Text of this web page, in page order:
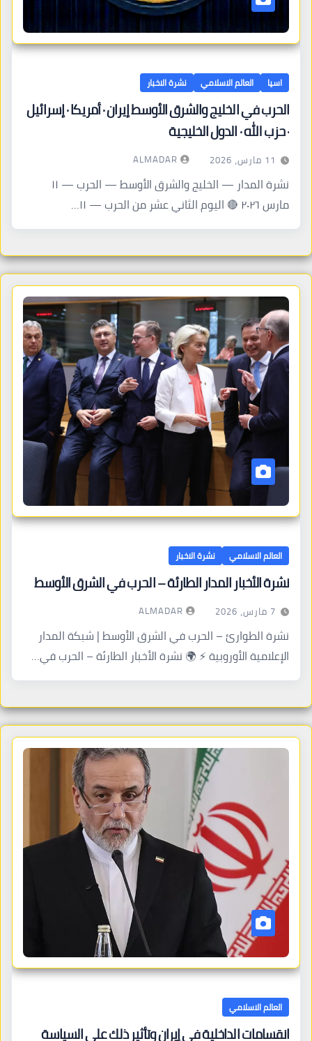
اسيا العالم الاسلامي نشرة الاخبار
الحرب في الخليج والشرق الأوسط إيران · أمريكا · إسرائيل
· حزب الله · الدول الخليجية
11 مارس، 2026 ALMADAR
نشرة المدار — الخليج والشرق الأوسط — الحرب — ١١
مارس ٢٠٢٦ 🔴 اليوم الثاني عشر من الحرب — ١١…
العالم الاسلامي نشرة الاخبار
نشرة الأخبار المدار الطارئة – الحرب في الشرق الأوسط
7 مارس، 2026 ALMADAR
نشرة الطوارئ – الحرب في الشرق الأوسط | شبكة المدار
الإعلامية الأوروبية ⚡ 🌍 نشرة الأخبار الطارئة – الحرب في…
العالم الاسلامي
انقسامات الداخلية في إيران وتأثير ذلك على السياسة